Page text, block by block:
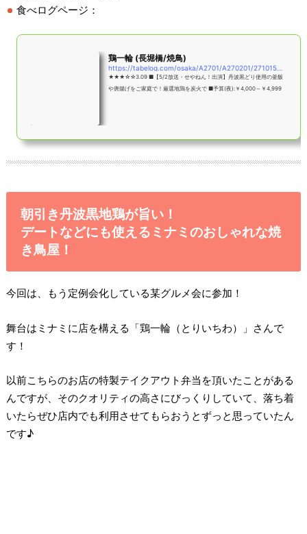
食べログページ：
鶏一輪 (長堀橋/焼鳥)
★★★☆☆3.09 ■【5/2放送・せやねん！出演】丹波黒どり使用の釜飯
や唐揚げをご家庭で！厳選地鶏を炭火で ■予算(夜):￥4,000～￥4,999
朝引き丹波黒地鶏が旨い！
デートなどにも使えるミナミのおしゃれな焼
き鳥屋！
今回は、もう定例会化している某グルメ会に参加！
舞台はミナミに店を構える「鶏一輪（とりいちわ）」さんで
す！
以前こちらのお店の特製テイクアウト弁当を頂いたことがある
んですが、そのクオリティの高さにびっくりしていて、落ち着
いたらぜひ店内でも利用させてもらおうとずっと思っていたん
です♪